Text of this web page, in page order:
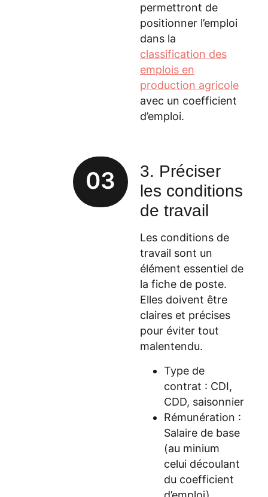
permettront de
positionner l’emploi
dans la
classification des
emplois en
production agricole
avec un coefficient
d’emploi.
03
3. Préciser
les conditions
de travail
Les conditions de
travail sont un
élément essentiel de
la fiche de poste.
Elles doivent être
claires et précises
pour éviter tout
malentendu.
Type de
contrat : CDI,
CDD, saisonnier
Rémunération :
Salaire de base
(au minium
celui découlant
du coefficient